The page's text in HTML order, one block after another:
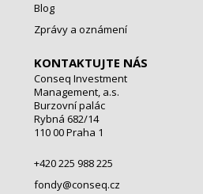
Blog
Zprávy a oznámení
KONTAKTUJTE NÁS
Conseq Investment
Management, a.s.
Burzovní palác
Rybná 682/14
110 00 Praha 1
+420 225 988 225
fondy@conseq.cz